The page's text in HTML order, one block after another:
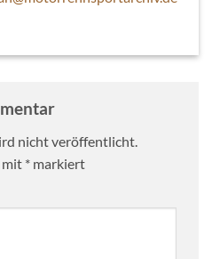
nicht veröffentlicht.
mit * markiert